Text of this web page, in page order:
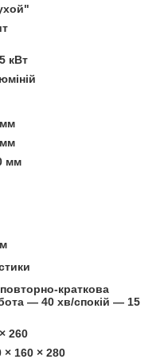
кВт
мм
краткова
— 40 хв/спокій — 15
260
× 160 × 280